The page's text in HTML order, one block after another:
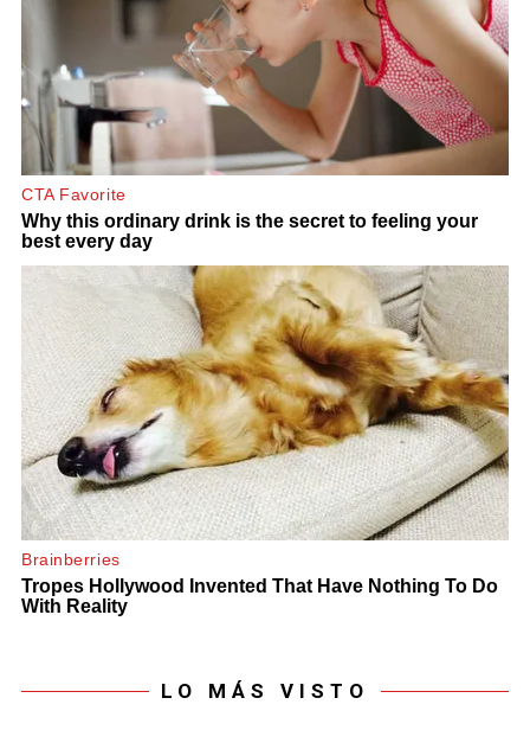
LO MÁS VISTO